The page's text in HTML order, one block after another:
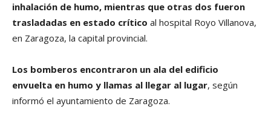
inhalación de humo, mientras que otras dos fueron
trasladadas en estado crítico al hospital Royo Villanova,
en Zaragoza, la capital provincial.
Los bomberos encontraron un ala del edificio
envuelta en humo y llamas al llegar al lugar, según
informó el ayuntamiento de Zaragoza.